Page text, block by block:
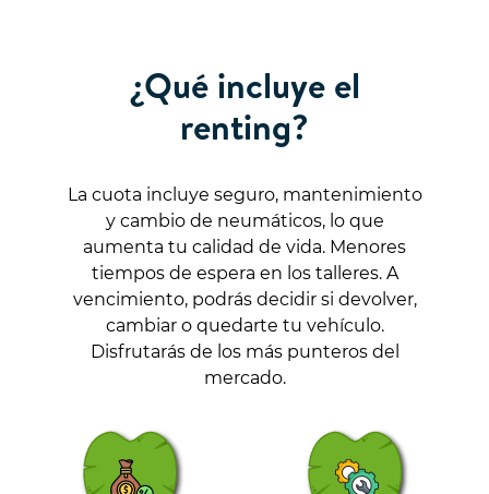
¿Qué incluye el
renting?
La cuota incluye seguro, mantenimiento
y cambio de neumáticos, lo que
aumenta tu calidad de vida. Menores
tiempos de espera en los talleres. A
vencimiento, podrás decidir si devolver,
cambiar o quedarte tu vehículo.
Disfrutarás de los más punteros del
mercado.